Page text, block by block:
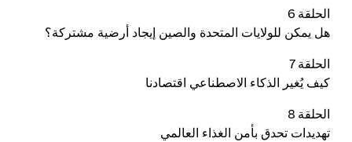
الحلقة 6
هل يمكن للولايات المتحدة والصين إيجاد أرضية مشتركة؟
الحلقة 7
كيف يُغير الذكاء الاصطناعي اقتصادنا
الحلقة 8
تهديدات تحدق بأمن الغذاء العالمي